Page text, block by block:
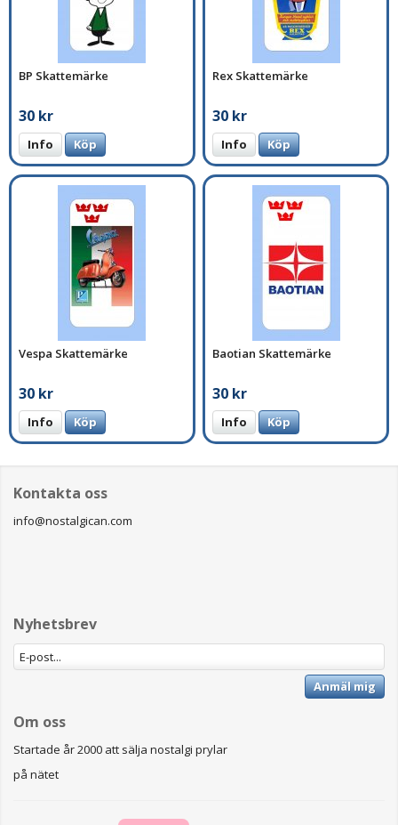
BP Skattemärke
30 kr
Info Köp
Rex Skattemärke
30 kr
Info Köp
Vespa Skattemärke
30 kr
Info Köp
Baotian Skattemärke
30 kr
Info Köp
Kontakta oss
info@nostalgican.com
Nyhetsbrev
Anmäl mig
Om oss
Startade år 2000 att sälja nostalgi prylar
på nätet